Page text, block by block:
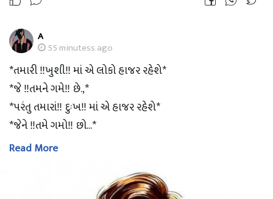
A
55 minutess ago
*તમારી ‼ખુશી‼ માં એ લોકો હાજર રહેશે*
*જે ‼તમને ગમે‼ છે.,*
*પરંતુ તમારાં‼ દુઃખ‼ માં એ હાજર રહેશે*
*જેને ‼તમે ગમો‼ છો...*
Read More